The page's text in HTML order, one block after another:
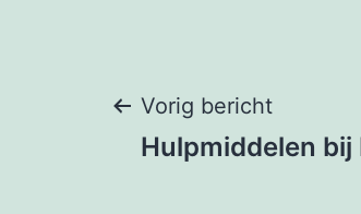
Bericht
Vorig bericht
Hulpmiddelen